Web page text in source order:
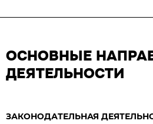
ОСНОВНЫЕ
ДЕЯТЕЛЬНОСТИ
ЗАКОНОДАТЕЛЬНАЯ